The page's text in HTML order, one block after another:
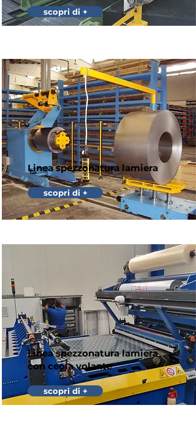
scopri di +
Linea spezzonatura lamiera
scopri di +
Linea spezzonatura lamiera
con ceoia volante
scopri di +